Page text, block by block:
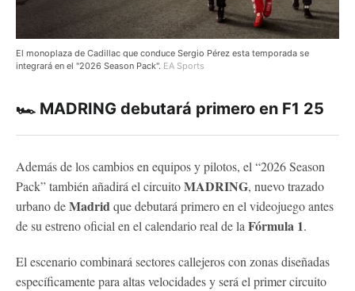
El monoplaza de Cadillac que conduce Sergio Pérez esta temporada se
integrará en el "2026 Season Pack". EA Sports
🏎️ MADRING debutará primero en F1 25
Además de los cambios en equipos y pilotos, el “2026 Season
Pack” también añadirá el circuitoMADRING, nuevo trazado
urbano deMadridque debutará primero en el videojuego antes
de su estreno oficial en el calendario real de la Fórmula 1.
El escenario combinará sectores callejeros con zonas diseñadas
específicamente para altas velocidades y será el primer circuito